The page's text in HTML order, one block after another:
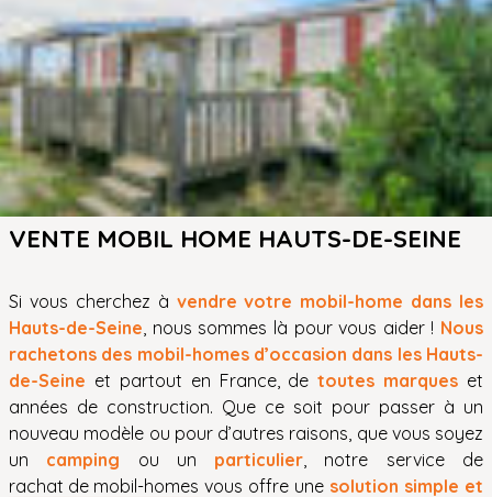
VENTE MOBIL HOME HAUTS-DE-SEINE
Si vous cherchez à vendre votre mobil-home dans les
Hauts-de-Seine , nous sommes là pour vous aider ! Nous
rachetons des mobil-homes d’occasion dans les Hauts-
de-Seine et partout en France, detoutes marques et
années de construction. Que ce soit pour passer à un
nouveau modèle ou pour d’autres raisons, que vous soyez
un camping ou un particulier , notre service de
rachat de mobil-homes vous offre une solution simple et